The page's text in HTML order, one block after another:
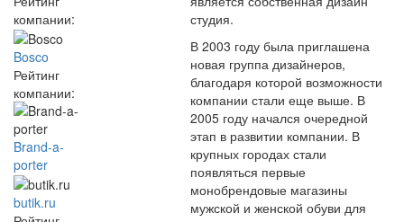
компании:
Bosco
Рейтинг
компании:
Brand-a-
porter
butik.ru
студия.
В 2003 году была приглашена
новая группа дизайнеров,
благодаря которой возможности
компании стали еще выше. В
2005 году начался очередной
этап в развитии компании. В
крупных городах стали
появляться первые
монобрендовые магазины
мужской и женской обуви для